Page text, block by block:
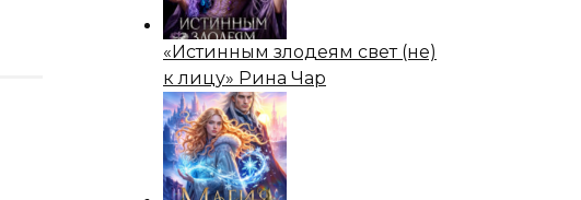
«Истинным злодеям свет (не)
к лицу» Рина Чар